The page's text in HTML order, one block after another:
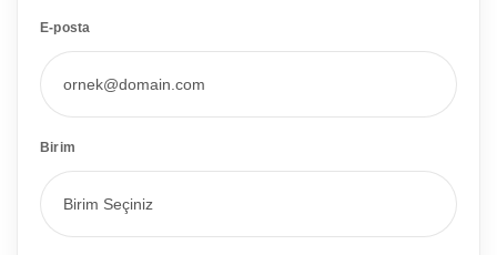
E-posta
Birim